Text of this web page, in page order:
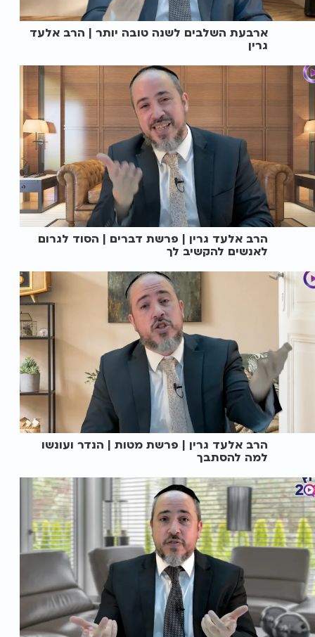
ארבעת השלבים לשנה טובה יותר | הרב אלעד
גרין
הרב אלעד גרין | פרשת דברים | הסוד לגרום
לאנשים להקשיב לך
הרב אלעד גרין | פרשת מטות | הנדר ועונשו
למה להסתבך